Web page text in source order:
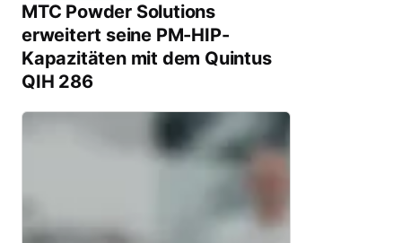
MTC Powder Solutions
erweitert seine PM-HIP-
Kapazitäten mit dem Quintus
QIH 286